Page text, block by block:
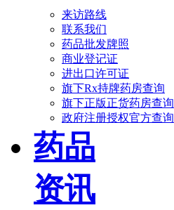
来访路线
联系我们
药品批发牌照
商业登记证
进出口许可证
旗下Rx持牌药房查询
旗下正版正货药房查询
政府注册授权官方查询
药品
资讯